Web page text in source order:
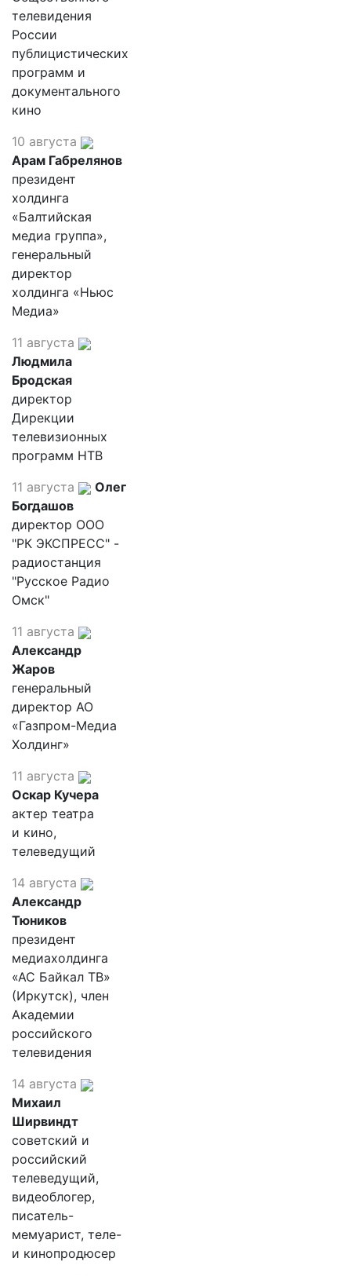
телевидения
России
публицистических
программ и
документального
кино
10 августа
Арам Габрелянов
президент
холдинга
«Балтийская
медиа группа»,
генеральный
директор
холдинга «Ньюс
Медиа»
11 августа
Людмила
Бродская
директор
Дирекции
телевизионных
программ НТВ
11 августа
Олег
Богдашов
директор ООО
"РК ЭКСПРЕСС" -
радиостанция
"Русское Радио
Омск"
11 августа
Александр
Жаров
генеральный
директор АО
«Газпром-Медиа
Холдинг»
11 августа
Оскар Кучера
актер театра
и кино,
телеведущий
14 августа
Александр
Тюников
президент
медиахолдинга
«АС Байкал ТВ»
(Иркутск), член
Академии
российского
телевидения
14 августа
Михаил
Ширвиндт
советский и
российский
телеведущий,
видеоблогер,
писатель-
мемуарист, теле-
и кинопродюсер